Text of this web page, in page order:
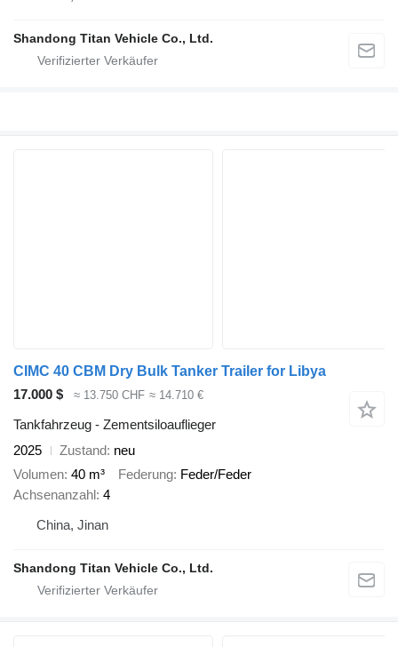
Shandong Titan Vehicle Co., Ltd.
CIMC 40 CBM Dry Bulk Tanker Trailer for Libya
17.000 $
≈ 13.750 CHF ≈ 14.710 €
Tankfahrzeug - Zementsiloauflieger
2025
Zustand neu
Volumen 40 m³ Federung Feder/Feder
Achsenanzahl 4
China, Jinan
Shandong Titan Vehicle Co., Ltd.